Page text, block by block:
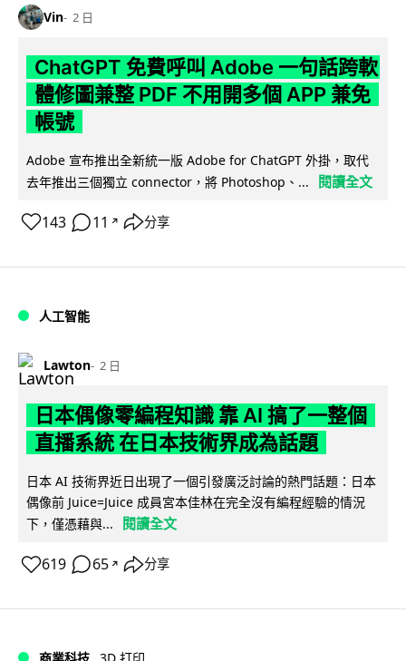
Vin 2 日
ChatGPT 免費呼叫 Adobe 一句話跨軟
體修圖兼整 PDF 不用開多個 APP 兼免
帳號
Adobe 宣布推出全新統一版 Adobe for ChatGPT 外掛，取代
去年推出三個獨立 connector，將 Photoshop、...
閱讀全文
143 11 ↗ 分享
人工智能
Lawton 2 日
日本偶像零編程知識 靠 AI 搞了一整個
直播系統 在日本技術界成為話題
日本 AI 技術界近日出現了一個引發廣泛討論的熱門話題：日本
偶像前 Juice=Juice 成員宮本佳林在完全沒有編程經驗的情況
下，僅憑藉與...
閱讀全文
619 65 ↗ 分享